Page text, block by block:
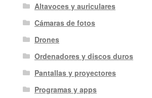
Altavoces y auriculares
Cámaras de fotos
Drones
Ordenadores y discos duros
Pantallas y proyectores
Programas y apps